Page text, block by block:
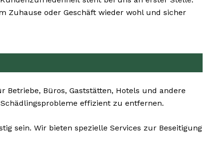
Zuhause oder Geschäft wieder wohl und sicher
Büros, Gaststätten, Hotels und andere
effizient zu entfernen.
sein. Wir bieten spezielle Services zur Beseitigung